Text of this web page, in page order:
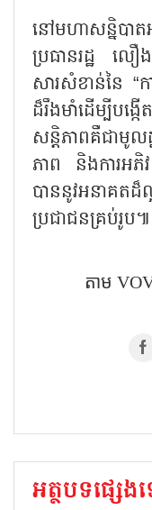
នៅមហាសន្និប
ប្រធានរដ្ឋ ល
សារសំខាន់នៃ “កា
ដ៏រឹងមាំដើម្បីបង្
សន្តិភាពគឺជាមូល
ភាព និងការអភិ
បាននូវអនាគតដ៏
ប្រជាជនគ្រប់រូប៕
តាម
អត្ថបទផ្សេង